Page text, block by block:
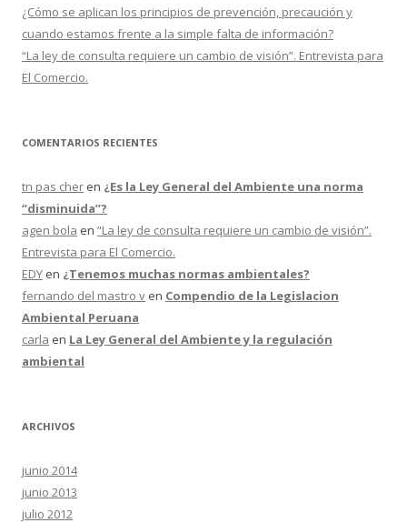
¿Cómo se aplican los principios de prevención, precaución y
cuando estamos frente a la simple falta de información?
“La ley de consulta requiere un cambio de visión”. Entrevista para
El Comercio.
COMENTARIOS RECIENTES
tn pas cher en ¿Es la Ley General del Ambiente una norma
“disminuida”?
agen bola en “La ley de consulta requiere un cambio de visión”.
Entrevista para El Comercio.
EDY en ¿Tenemos muchas normas ambientales?
fernando del mastro v en Compendio de la Legislacion
Ambiental Peruana
carla en La Ley General del Ambiente y la regulación
ambiental
ARCHIVOS
junio 2014
junio 2013
julio 2012